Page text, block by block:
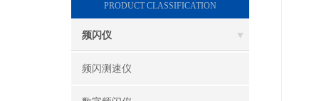
PRODUCT CLASSIFICATION
频闪仪
频闪测速仪